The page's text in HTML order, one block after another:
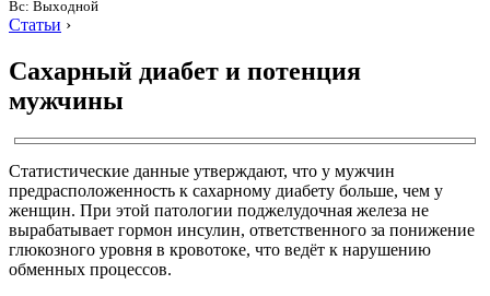
Вс: Выходной
Статьи ›
Сахарный диабет и потенция
мужчины
Статистические данные утверждают, что у мужчин
предрасположенность к сахарному диабету больше, чем у
женщин. При этой патологии поджелудочная железа не
вырабатывает гормон инсулин, ответственного за понижение
глюкозного уровня в кровотоке, что ведёт к нарушению
обменных процессов.